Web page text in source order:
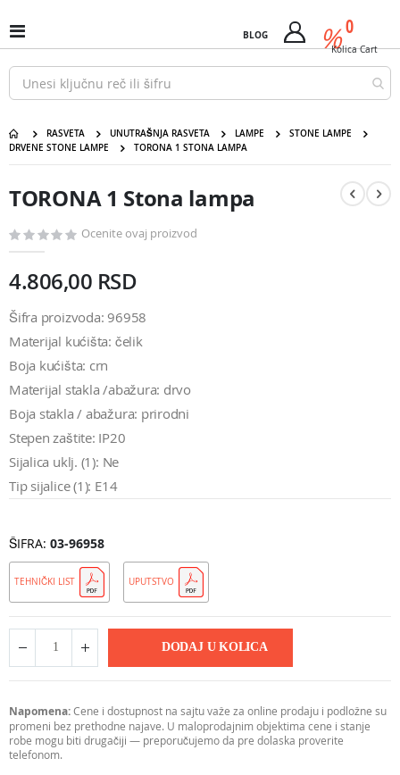
na
sadržaj
Uključi
/
isključi
Nav
BLOG %
Cart 0
Kolica Cart
RASVETA UNUTRAŠNJA RASVETA LAMPE
STONE LAMPE
DRVENE STONE LAMPE
TORONA 1 STONA LAMPA
kraj
galerije
TORONA 1 Stona lampa
početak
galerije
TORONA 1 Stona lampa
Ocenite ovaj proizvod
4.806,00 RSD
Šifra proizvoda: 96958
Materijal kućišta: čelik
Boja kućišta: crn
Materijal stakla /abažura: drvo
Boja stakla / abažura: prirodni
Stepen zaštite: IP20
Sijalica uklj. (1): Ne
Tip sijalice (1): E14
ŠIFRA 03-96958
TEHNIČKI LIST UPUTSTVO
DODAJ U KOLICA
Napomena:Cene i dostupnost na sajtu važe za online prodaju i podložne su
promeni bez prethodne najave. U maloprodajnim objektima cene i stanje
robe mogu biti drugačiji — preporučujemo da pre dolaska proverite
telefonom.